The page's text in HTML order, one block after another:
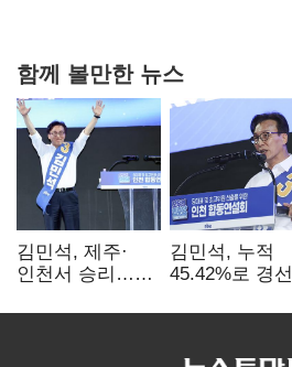
함께 볼만한 뉴스
김민석, 제주·
인천서 승리…
탈환'(종합)
김민석, 누적
45.42%로 경선
격차